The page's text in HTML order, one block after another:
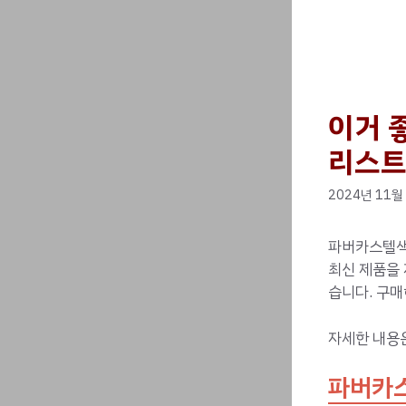
이거
리스
2024년 11
파버카스텔
최신 제품
습니다. 구
자세한 내용
파버카